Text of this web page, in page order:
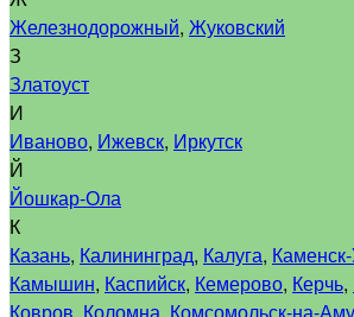
Железнодорожный, Жуковский
З
Златоуст
И
Иваново, Ижевск, Иркутск
Й
Йошкар-Ола
К
Казань, Калининград, Калуга,
Камышин, Каспийск, Кемерово, Керчь,